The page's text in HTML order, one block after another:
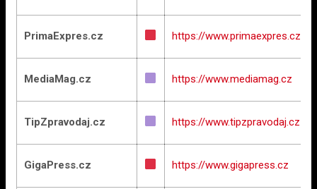
PrimaExpres.cz https://www.primaexpres.cz
MediaMag.cz https://www.mediamag.cz
TipZpravodaj.cz https://www.tipzpravodaj.cz
GigaPress.cz https://www.gigapress.cz